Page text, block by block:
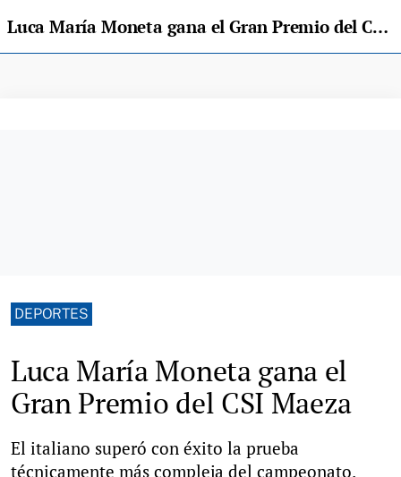
Luca María Moneta gana el Gran Premio del CSI Maeza
DEPORTES
Luca María Moneta gana el
Gran Premio del CSI Maeza
El italiano superó con éxito la prueba
técnicamente más compleja del campeonato.